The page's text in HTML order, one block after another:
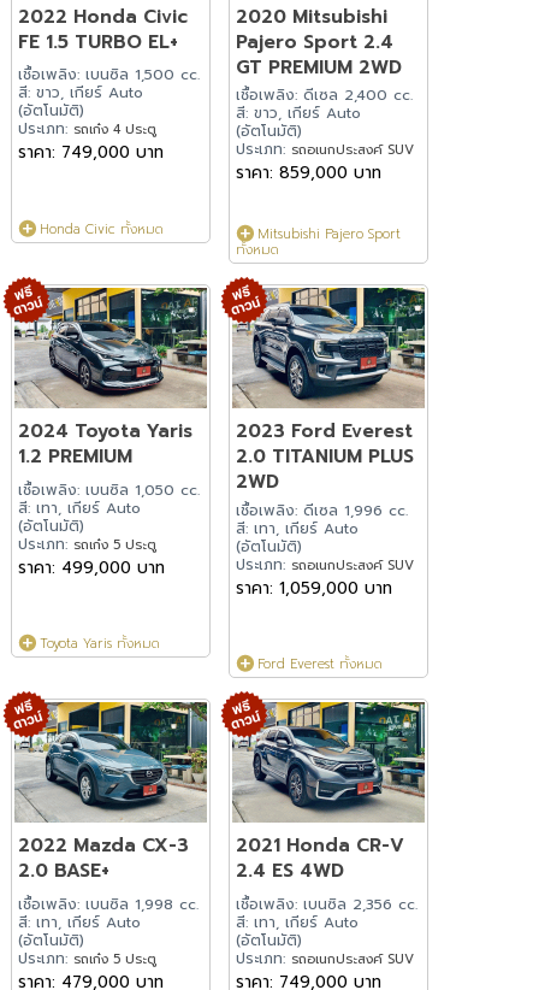
2022 Honda Civic
FE 1.5 TURBO EL+
เชื้อเพลิง: เบนซิล 1,500 cc.
สี: ขาว, เกียร์ Auto
(อัตโนมัติ)
ประเภท: รถเก๋ง 4 ประตู
ราคา: 749,000 บาท
Honda Civic ทั้งหมด
2020 Mitsubishi
Pajero Sport 2.4
GT PREMIUM 2WD
เชื้อเพลิง: ดีเซล 2,400 cc.
สี: ขาว, เกียร์ Auto
(อัตโนมัติ)
ประเภท: รถอเนกประสงค์ SUV
ราคา: 859,000 บาท
Mitsubishi Pajero Sport
ทั้งหมด
2024 Toyota Yaris
1.2 PREMIUM
เชื้อเพลิง: เบนซิล 1,050 cc.
สี: เทา, เกียร์ Auto
(อัตโนมัติ)
ประเภท: รถเก๋ง 5 ประตู
ราคา: 499,000 บาท
Toyota Yaris ทั้งหมด
2023 Ford Everest
2.0 TITANIUM PLUS
2WD
เชื้อเพลิง: ดีเซล 1,996 cc.
สี: เทา, เกียร์ Auto
(อัตโนมัติ)
ประเภท: รถอเนกประสงค์ SUV
ราคา: 1,059,000 บาท
Ford Everest ทั้งหมด
2022 Mazda CX-3
2.0 BASE+
เชื้อเพลิง: เบนซิล 1,998 cc.
สี: เทา, เกียร์ Auto
(อัตโนมัติ)
ประเภท: รถเก๋ง 5 ประตู
ราคา: 479,000 บาท
2021 Honda CR-V
2.4 ES 4WD
เชื้อเพลิง: เบนซิล 2,356 cc.
สี: เทา, เกียร์ Auto
(อัตโนมัติ)
ประเภท: รถอเนกประสงค์ SUV
ราคา: 749,000 บาท